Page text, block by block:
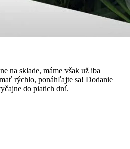
na sklade, máme však už iba
rýchlo, ponáhľajte sa! Dodanie
do piatich dní.